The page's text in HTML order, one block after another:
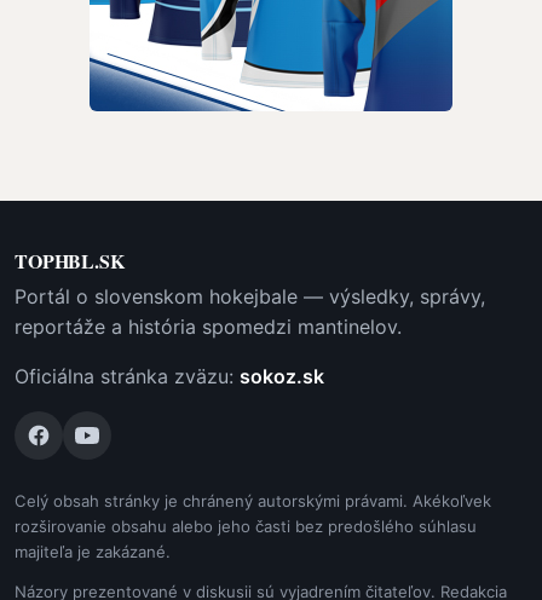
TOPHBL.SK
Portál o slovenskom hokejbale — výsledky, správy,
reportáže a história spomedzi mantinelov.
Oficiálna stránka zväzu: sokoz.sk
Celý obsah stránky je chránený autorskými právami. Akékoľvek
rozširovanie obsahu alebo jeho časti bez predošlého súhlasu
majiteľa je zakázané.
Názory prezentované v diskusii sú vyjadrením čitateľov. Redakcia